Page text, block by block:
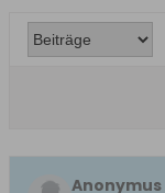
Anonymus